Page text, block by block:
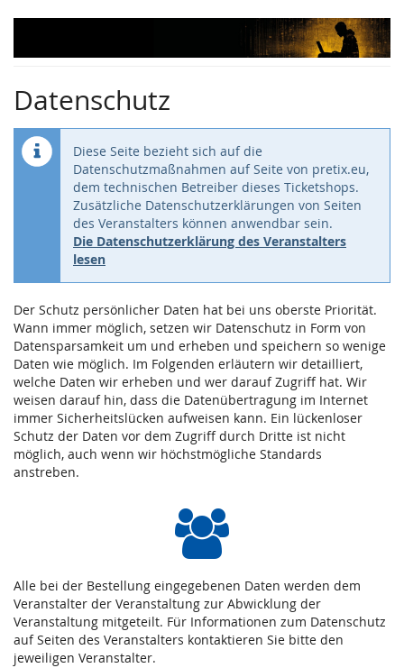
Zum
Datenschutz
Diese Seite bezieht sich auf die
Datenschutzmaßnahmen auf Seite von pretix.eu,
dem technischen Betreiber dieses Ticketshops.
Zusätzliche Datenschutzerklärungen von Seiten
des Veranstalters können anwendbar sein.
Die Datenschutzerklärung des Veranstalters
lesen
Der Schutz persönlicher Daten hat bei uns oberste Priorität.
Wann immer möglich, setzen wir Datenschutz in Form von
Datensparsamkeit um und erheben und speichern so wenige
Daten wie möglich. Im Folgenden erläutern wir detailliert,
welche Daten wir erheben und wer darauf Zugriff hat. Wir
weisen darauf hin, dass die Datenübertragung im Internet
immer Sicherheitslücken aufweisen kann. Ein lückenloser
Schutz der Daten vor dem Zugriff durch Dritte ist nicht
möglich, auch wenn wir höchstmögliche Standards
anstreben.
Alle bei der Bestellung eingegebenen Daten werden dem
Veranstalter der Veranstaltung zur Abwicklung der
Veranstaltung mitgeteilt. Für Informationen zum Datenschutz
auf Seiten des Veranstalters kontaktieren Sie bitte den
jeweiligen Veranstalter.